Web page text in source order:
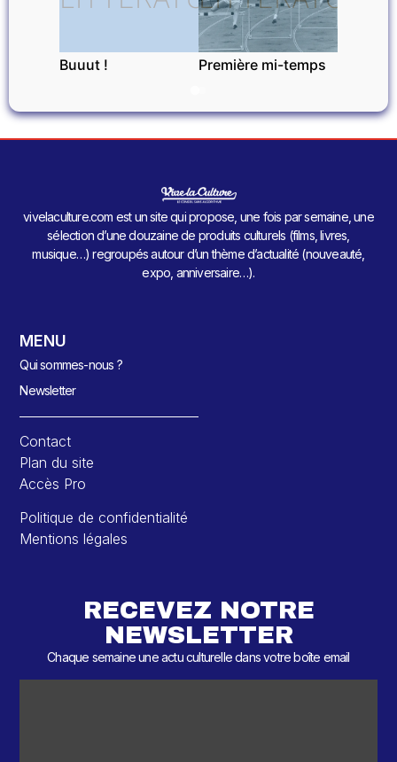
Buuut ! Première mi-temps
vivelaculture.com est un site qui propose, une fois par semaine, une
sélection d’une douzaine de produits culturels (films, livres,
musique…) regroupés autour d’un thème d’actualité (nouveauté,
expo, anniversaire…).
MENU
Qui sommes-nous ?
Newsletter
Contact
Plan du site
Accès Pro
Politique de confidentialité
Mentions légales
RECEVEZ NOTRE
NEWSLETTER
Chaque semaine une actu culturelle dans votre boîte email